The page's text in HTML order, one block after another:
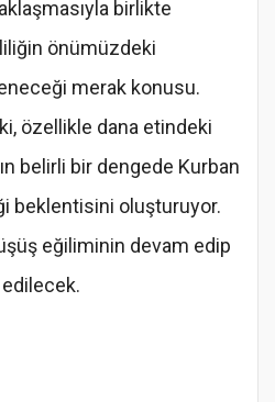
birlikte
önümüzdeki
merak konusu.
özellikle dana etindeki
belirli bir dengede Kurban
beklentisini oluşturuyor.
eğiliminin devam edip